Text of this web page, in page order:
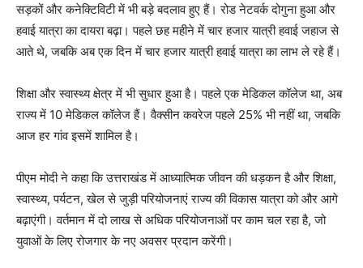
सड़कों और कनेक्टिविटी में भी बड़े बदलाव हुए हैं। रोड नेटवर्क दोगुना हुआ और
हवाई यात्रा का दायरा बढ़ा। पहले छह महीने में चार हजार यात्री हवाई जहाज से
आते थे, जबकि अब एक दिन में चार हजार यात्री हवाई यात्रा का लाभ ले रहे हैं।
शिक्षा और स्वास्थ्य क्षेत्र में भी सुधार हुआ है। पहले एक मेडिकल कॉलेज था, अब
राज्य में 10 मेडिकल कॉलेज हैं। वैक्सीन कवरेज पहले 25% भी नहीं था, जबकि
आज हर गांव इसमें शामिल है।
पीएम मोदी ने कहा कि उत्तराखंड में आध्यात्मिक जीवन की धड़कन है और शिक्षा,
स्वास्थ्य, पर्यटन, खेल से जुड़ी परियोजनाएं राज्य की विकास यात्रा को और आगे
बढ़ाएंगी। वर्तमान में दो लाख से अधिक परियोजनाओं पर काम चल रहा है, जो
युवाओं के लिए रोजगार के नए अवसर प्रदान करेंगी।